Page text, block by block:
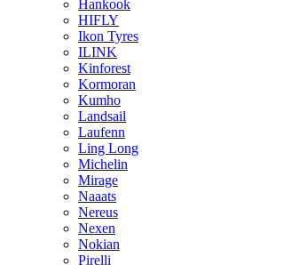
Hankook
HIFLY
Ikon Tyres
ILINK
Kinforest
Kormoran
Kumho
Landsail
Laufenn
Ling Long
Michelin
Mirage
Naaats
Nereus
Nexen
Nokian
Pirelli